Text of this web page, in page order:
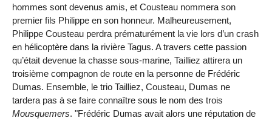
hommes sont devenus amis, et Cousteau nommera son
premier fils Philippe en son honneur. Malheureusement,
Philippe Cousteau perdra prématurément la vie lors d’un crash
en hélicoptère dans la rivière Tagus. A travers cette passion
qu’était devenue la chasse sous-marine, Tailliez attirera un
troisième compagnon de route en la personne de Frédéric
Dumas. Ensemble, le trio Tailliez, Cousteau, Dumas ne
tardera pas à se faire connaître sous le nom des trois
Mousquemers. "Frédéric Dumas avait alors une réputation de